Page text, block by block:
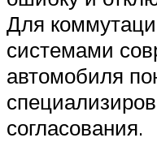
Для
системами
автомобиля
согласования.